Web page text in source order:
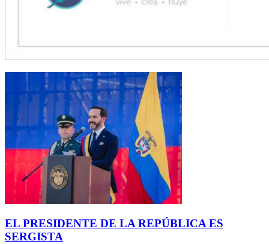
EL PRESIDENTE DE LA REPÚBLICA ES
SERGISTA